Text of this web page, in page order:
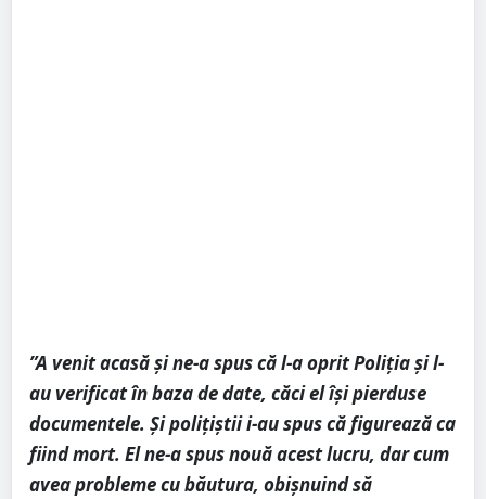
”A venit acasă și ne-a spus că l-a oprit Poliția și l-
au verificat în baza de date, căci el își pierduse
documentele. Și polițiștii i-au spus că figurează ca
fiind mort. El ne-a spus nouă acest lucru, dar cum
avea probleme cu băutura, obișnuind să